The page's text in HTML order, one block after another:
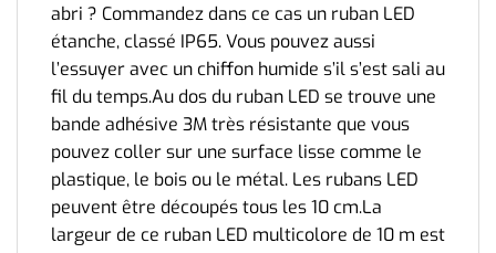
abri ? Commandez dans ce cas un ruban LED
étanche, classé IP65. Vous pouvez aussi
l’essuyer avec un chiffon humide s’il s’est sali au
fil du temps.Au dos du ruban LED se trouve une
bande adhésive 3M très résistante que vous
pouvez coller sur une surface lisse comme le
plastique, le bois ou le métal. Les rubans LED
peuvent être découpés tous les 10 cm.La
largeur de ce ruban LED multicolore de 10 m est